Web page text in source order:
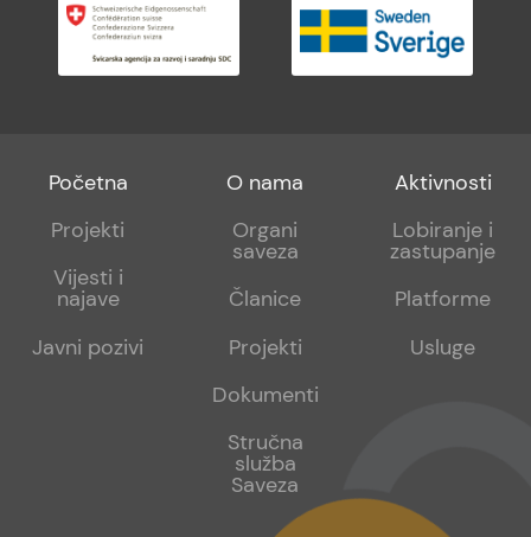
Footer
menu
Početna
Projekti
Vijesti i
najave
Javni pozivi
Footer
sub
O nama
Organi
saveza
Članice
Projekti
Dokumenti
Stručna
služba
Saveza
Footer
sub
Aktivnosti
Lobiranje i
zastupanje
Platforme
Usluge